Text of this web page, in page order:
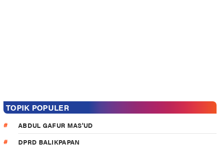
TOPIK POPULER
ABDUL GAFUR MAS'UD
DPRD BALIKPAPAN